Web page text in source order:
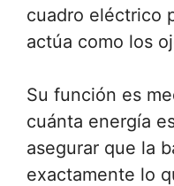
cuadro eléctrico
actúa como los
Su función es
cuánta energía
asegurar que la
exactamente lo